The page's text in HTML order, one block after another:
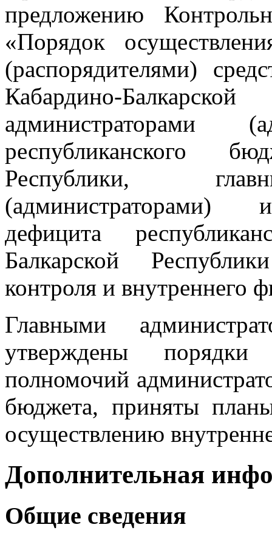
предложению
«Порядок
(распорядителями)
Кабардино-
администраторами
республиканского
Республики,
(администраторами)
дефицита
Балкарской
контроля и внутреннего
Главными
утверждены порядки
полномочий
бюджета, приняты
осуществлению
Дополнительная
Общие сведения